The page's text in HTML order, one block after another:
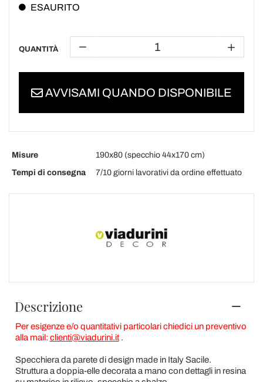
ESAURITO
QUANTITÀ
AVVISAMI QUANDO DISPONIBILE
Misure
190x80 (specchio 44x170 cm)
Tempi di consegna
7/10 giorni lavorativi da ordine effettuato
Descrizione
Per esigenze e/o quantitativi particolari chiedici un preventivo
alla mail: clienti@viadurini.it.
Specchiera da parete di design made in Italy Sacile.
Struttura a doppia-elle decorata a mano con dettagli in resina